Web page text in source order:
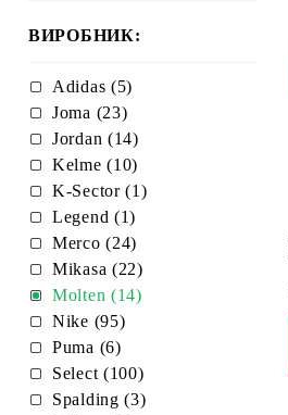
ВИРОБНИК:
Adidas (5)
Joma (23)
Jordan (14)
Kelme (10)
K-Sector (1)
Legend (1)
Merco (24)
Mikasa (22)
Molten (14)
Nike (95)
Puma (6)
Select (100)
Spalding (3)